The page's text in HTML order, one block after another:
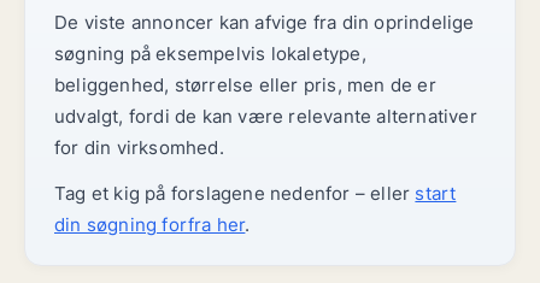
De viste annoncer kan afvige fra din oprindelige
søgning på eksempelvis lokaletype,
beliggenhed, størrelse eller pris, men de er
udvalgt, fordi de kan være relevante alternativer
for din virksomhed.
Tag et kig på forslagene nedenfor – eller start
din søgning forfra her.